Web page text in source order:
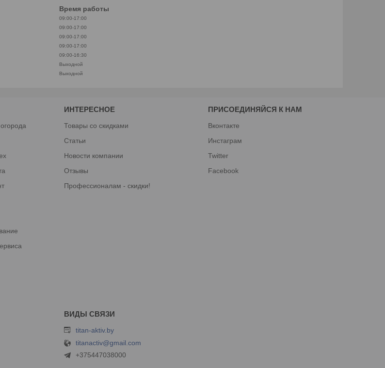
Время работы
09:00-17:00
09:00-17:00
09:00-17:00
09:00-17:00
09:00-16:30
Выходной
Выходной
ИНТЕРЕСНОЕ
Товары со скидками
Статьи
Новости компании
Отзывы
Профессионалам - скидки!
ПРИСОЕДИНЯЙСЯ К НАМ
Вконтакте
Инстаграм
Twitter
Facebook
titan-aktiv.by
titanactiv@gmail.com
+375447038000